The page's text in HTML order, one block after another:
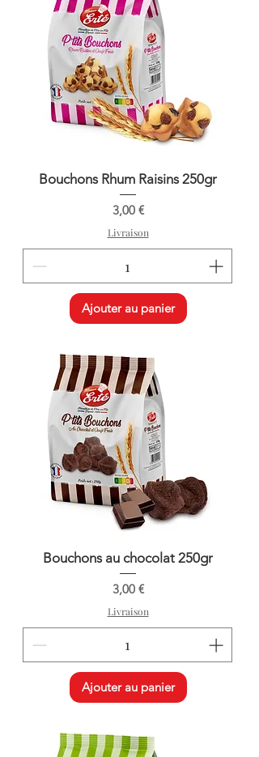
Bouchons Rhum Raisins 250gr
Prix
3,00 €
Livraison
Ajouter au panier
Bouchons au chocolat 250gr
Prix
3,00 €
Livraison
Ajouter au panier